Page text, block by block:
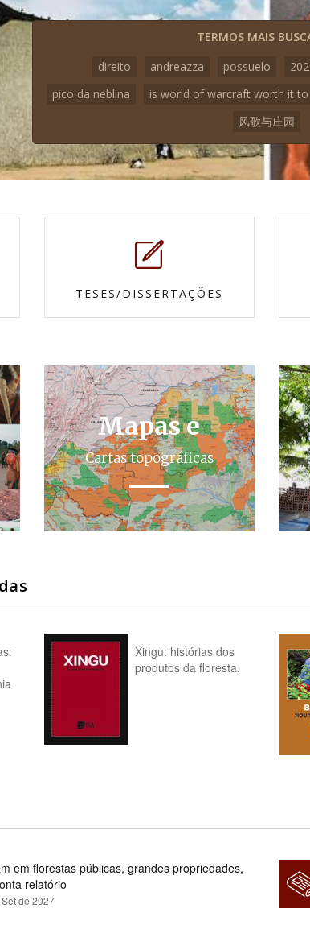
TERMOS MAIS
direito
andreazza possuelo
pico da neblina
is world of warcraft worth it to
风歌与庄园
TESES/DISSERTAÇÕES
Mapas e
Cartas topográficas
Xingu: histórias dos
produtos da floresta.
em florestas públicas, grandes propriedades,
relatório
de 2027